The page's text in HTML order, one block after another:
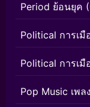
Period ย้อนยุค
Political การเมื
Political การเมื
Pop Music เพล